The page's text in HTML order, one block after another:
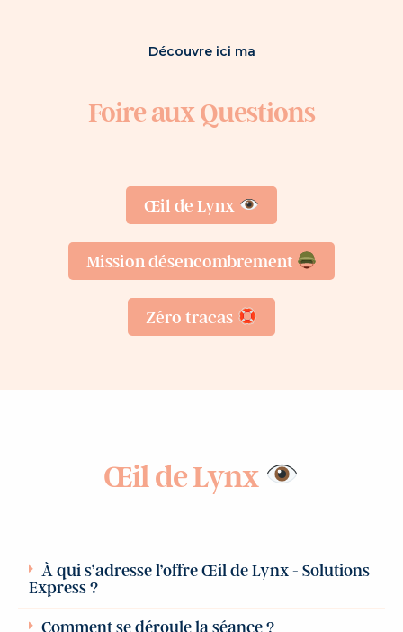
Découvre ici ma
Foire aux Questions
Œil de Lynx
Mission désencombrement
Zéro tracas
Œil de Lynx
À qui s’adresse l’offre Œil de Lynx - Solutions
Express ?
Comment se déroule la séance ?